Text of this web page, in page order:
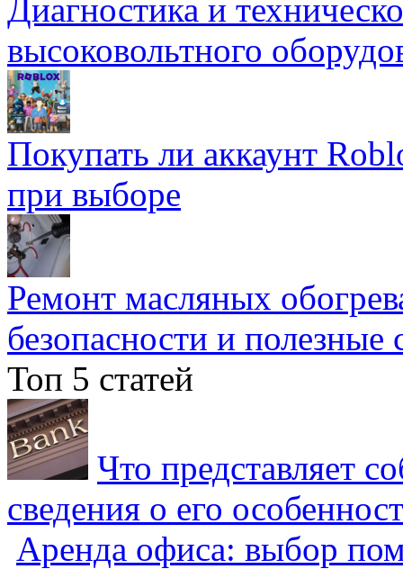
Диагностика и
высоковольтного
Покупать ли аккаунт
при выборе
Ремонт масляных
безопасности и полезные
Топ 5 статей
Что представляет
сведения о его
Аренда офиса: выбор